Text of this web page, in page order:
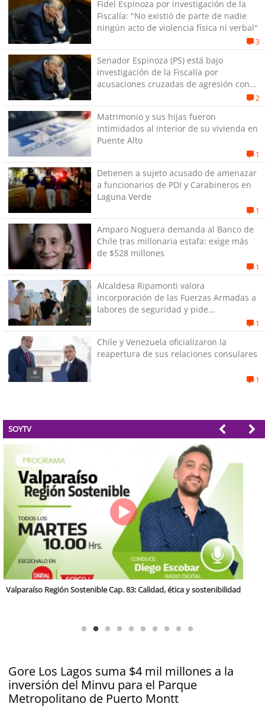
Fidel Espinoza por investigación de la
Fiscalía: "No existió de parte de nadie
ningún acto de violencia física ni verbal"
3
Senador Espinoza (PS) está bajo
investigación de la Fiscalía por
acusaciones cruzadas de agresión con
2
Matrimonio y sus hijas fueron
intimidados al interior de su vivienda en
Puente Alto
1
Detienen a sujeto acusado de amenazar
a funcionarios de PDI y Carabineros en
Laguna Verde
1
Amparo Noguera demanda al Banco de
Chile tras millonaria estafa: exige más
de $528 millones
1
Alcaldesa Ripamonti valora
incorporación de las Fuerzas Armadas a
labores de seguridad y pide
1
Chile y Venezuela oficializaron la
reapertura de sus relaciones consulares
1
SOYTV
Gore Los Lagos suma $4 mil millones a la
inversión del Minvu para el Parque
Metropolitano de Puerto Montt